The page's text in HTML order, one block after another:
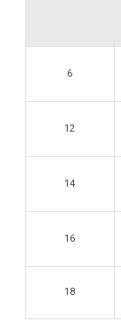
6
12
14
16
18